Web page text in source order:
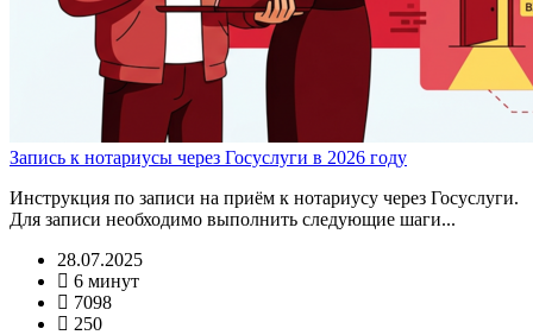
Запись к нотариусы через Госуслуги в 2026 году
Инструкция по записи на приём к нотариусу через Госуслуги.
Для записи необходимо выполнить следующие шаги...
28.07.2025
6 минут
7098
250